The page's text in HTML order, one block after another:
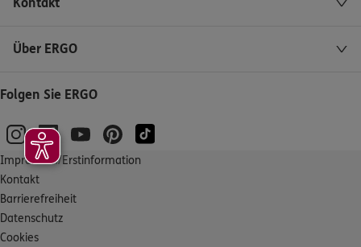
Kontakt
Über ERGO
Folgen Sie ERGO
Impressum/Erstinformation
Kontakt
Barrierefreiheit
Datenschutz
Cookies